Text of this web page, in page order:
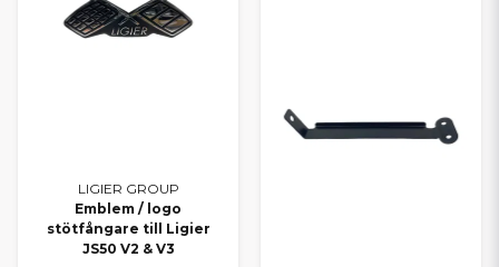
LIGIER GROUP
Emblem / logo
stötfångare till Ligier
JS50 V2 & V3